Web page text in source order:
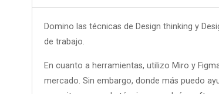
Domino las técnicas de Design thinking y
de trabajo.
En cuanto a herramientas, utilizo Miro y
mercado. Sin embargo, donde más puedo